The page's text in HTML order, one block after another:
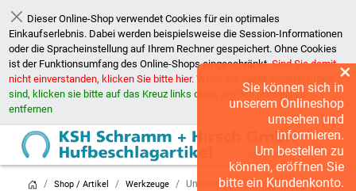
Schließen
Dieser Online-Shop verwendet Cookies für ein optimales
Einkaufserlebnis. Dabei werden beispielsweise die Session-Informationen
oder die Spracheinstellung auf Ihrem Rechner gespeichert. Ohne Cookies
ist der Funktionsumfang des Online-Shops eingeschränkt.Sind Sie damit
nicht einverstanden, klicken Sie bitte hier. Wenn Sie damit einverstanden
sind, klicken sie bitte auf das Kreuz links oben, um den Hinweis zu
entfernen
Shop / Artikel Werkzeuge Unterhauer + Kombi
×
Sie können sich in
unserem Onlineshop
umsehen und
informieren.
Um bestellen zu
können, eröffnen Sie
bitte ein Kundenkonto.